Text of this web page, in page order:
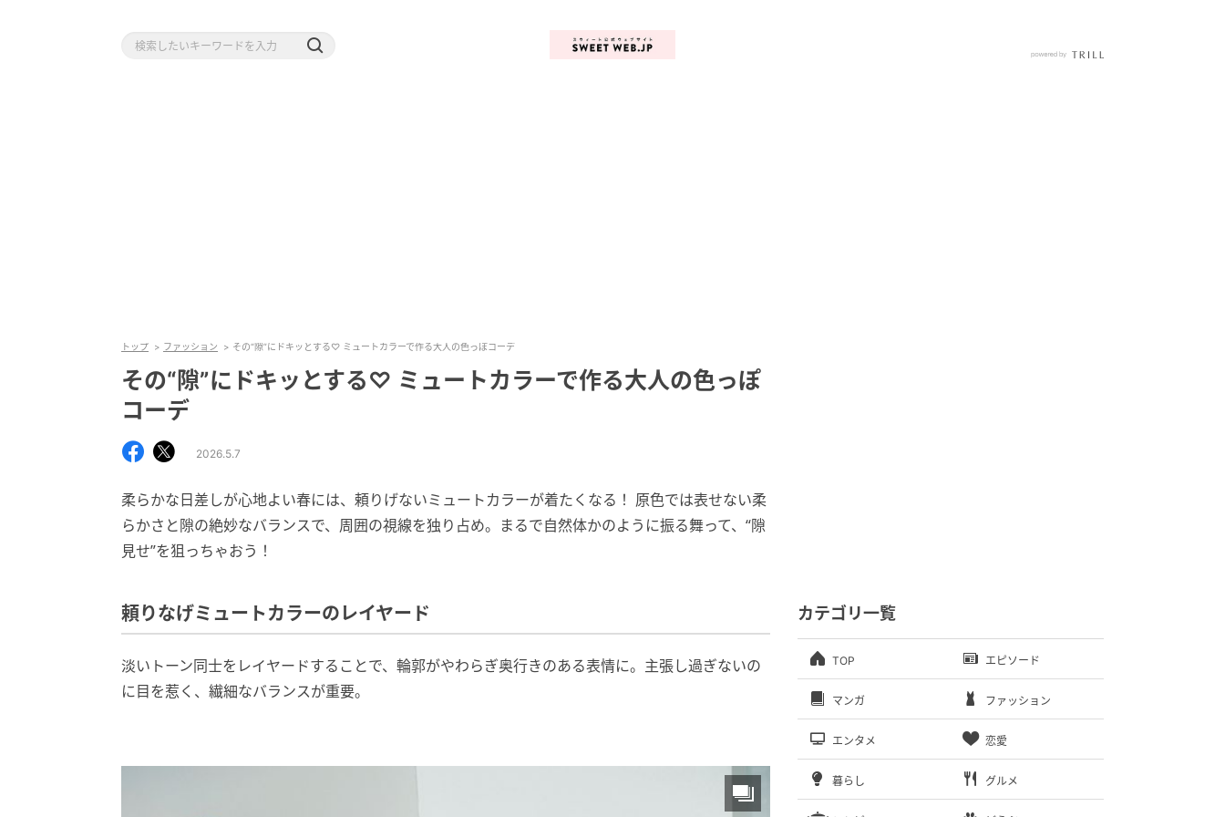
トップ ファッション その“隙”にドキッとする♡ ミュートカラーで作る大人の色っぽコーデ
その“隙”にドキッとする♡ ミュートカラーで作る大人の色っぽ
コーデ
2026.5.7
柔らかな日差しが心地よい春には、頼りげないミュートカラーが着たくなる！ 原色では表せない柔
らかさと隙の絶妙なバランスで、周囲の視線を独り占め。まるで自然体かのように振る舞って、“隙
見せ”を狙っちゃおう！
頼りなげミュートカラーのレイヤード
淡いトーン同士をレイヤードすることで、輪郭がやわらぎ奥行きのある表情に。主張し過ぎないの
に目を惹く、繊細なバランスが重要。
カテゴリ一覧
TOP エピソード
マンガ ファッション
エンタメ 恋愛
暮らし グルメ